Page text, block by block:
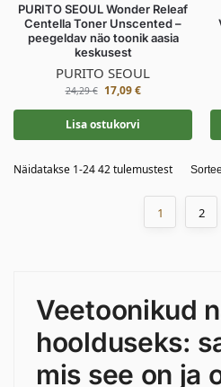
PURITO SEOUL Wonder Releaf
Centella Toner Unscented –
peegeldav näo toonik aasia
keskusest
PURITO SEOUL
24,29€ 17,09€
Lisa ostukorvi
Näidatakse 1-24 42 tulemustest
1 2
Veetoonikud
hoolduseks:
mis see on ja